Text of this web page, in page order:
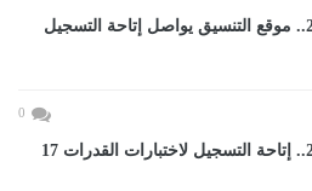
تنسيق الجامعات 2026.. موقع التنسيق يواصل إتاحة التسجيل
0
تنسيق الجامعات 2026.. إتاحة التسجيل لاختبارات القدرات 17